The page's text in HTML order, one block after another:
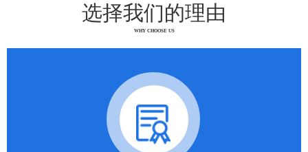
选择我们的理由
WHY CHOOSE US